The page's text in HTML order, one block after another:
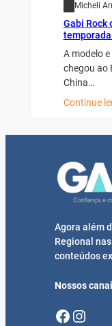
Micheli
Gabi Rock
A modelo
chegou ao
China…
Continue
Agora além
Regional
conteúdos
Nossos
Facebook Instagram